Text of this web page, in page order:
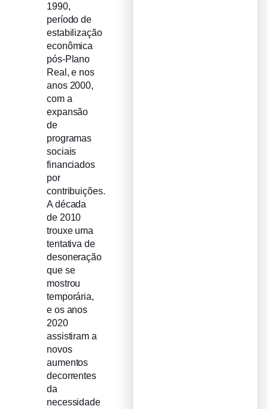
1990,
período de
estabilização
econômica
pós-Plano
Real, e nos
anos 2000,
com a
expansão
de
programas
sociais
financiados
por
contribuições.
A década
de 2010
trouxe uma
tentativa de
desoneração
que se
mostrou
temporária,
e os anos
2020
assistiram a
novos
aumentos
decorrentes
da
necessidade